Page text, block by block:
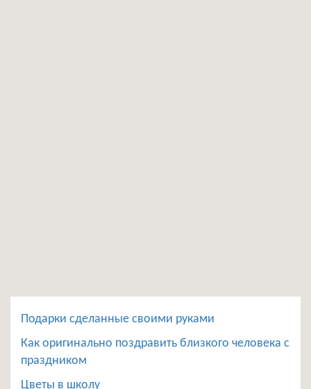
Подарки сделанные своими руками
Как оригинально поздравить близкого человека с
праздником
Цветы в школу